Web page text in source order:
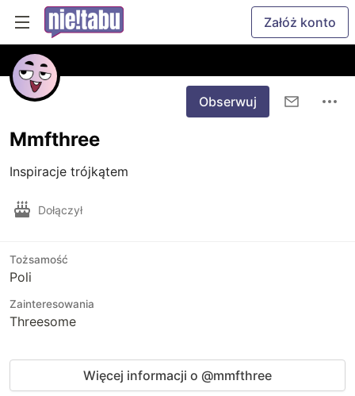
Załóż konto
Obserwuj
Mmfthree
Inspiracje trójkątem
Dołączył
Tożsamość
Poli
Zainteresowania
Threesome
Więcej informacji o @mmfthree